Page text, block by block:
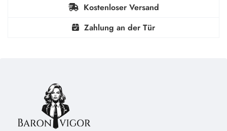
Kostenloser Versand
Zahlung an der Tür